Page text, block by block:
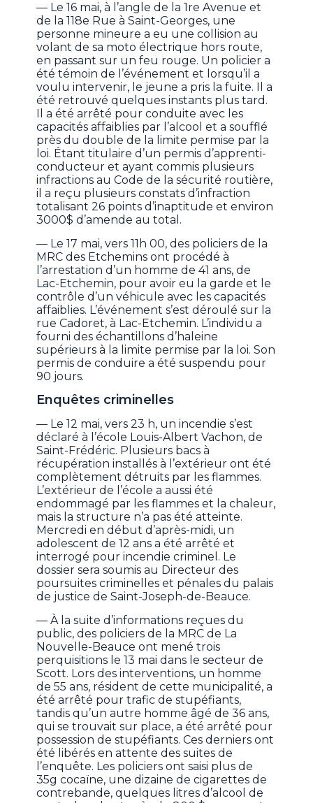
— Le 16 mai, à l’angle de la 1re Avenue et
de la 118e Rue à Saint-Georges, une
personne mineure a eu une collision au
volant de sa moto électrique hors route,
en passant sur un feu rouge. Un policier a
été témoin de l’événement et lorsqu’il a
voulu intervenir, le jeune a pris la fuite. Il a
été retrouvé quelques instants plus tard.
Il a été arrêté pour conduite avec les
capacités affaiblies par l’alcool et a soufflé
près du double de la limite permise par la
loi. Étant titulaire d’un permis d’apprenti-
conducteur et ayant commis plusieurs
infractions au Code de la sécurité routière,
il a reçu plusieurs constats d’infraction
totalisant 26 points d’inaptitude et environ
3000$ d’amende au total.
— Le 17 mai, vers 11h 00, des policiers de la
MRC des Etchemins ont procédé à
l’arrestation d’un homme de 41 ans, de
Lac-Etchemin, pour avoir eu la garde et le
contrôle d’un véhicule avec les capacités
affaiblies. L’événement s’est déroulé sur la
rue Cadoret, à Lac-Etchemin. L’individu a
fourni des échantillons d’haleine
supérieurs à la limite permise par la loi. Son
permis de conduire a été suspendu pour
90 jours.
Enquêtes criminelles
— Le 12 mai, vers 23 h, un incendie s’est
déclaré à l’école Louis-Albert Vachon, de
Saint-Frédéric. Plusieurs bacs à
récupération installés à l’extérieur ont été
complètement détruits par les flammes.
L’extérieur de l’école a aussi été
endommagé par les flammes et la chaleur,
mais la structure n’a pas été atteinte.
Mercredi en début d’après-midi, un
adolescent de 12 ans a été arrêté et
interrogé pour incendie criminel. Le
dossier sera soumis au Directeur des
poursuites criminelles et pénales du palais
de justice de Saint-Joseph-de-Beauce.
— À la suite d’informations reçues du
public, des policiers de la MRC de La
Nouvelle-Beauce ont mené trois
perquisitions le 13 mai dans le secteur de
Scott. Lors des interventions, un homme
de 55 ans, résident de cette municipalité, a
été arrêté pour trafic de stupéfiants,
tandis qu’un autre homme âgé de 36 ans,
qui se trouvait sur place, a été arrêté pour
possession de stupéfiants. Ces derniers ont
été libérés en attente des suites de
l’enquête. Les policiers ont saisi plus de
35g cocaïne, une dizaine de cigarettes de
contrebande, quelques litres d’alcool de